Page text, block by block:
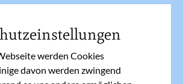
Ganz richtig
als Elternteil
Frage nie
werden Cookies
davon werden zwingend